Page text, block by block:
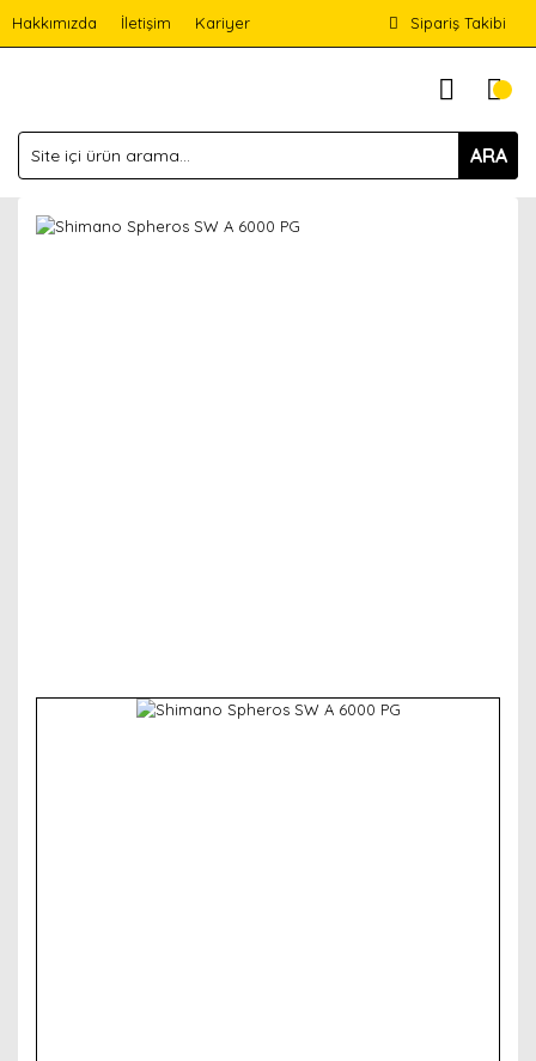
Hakkımızda İletişim Kariyer Sipariş Takibi
ARA